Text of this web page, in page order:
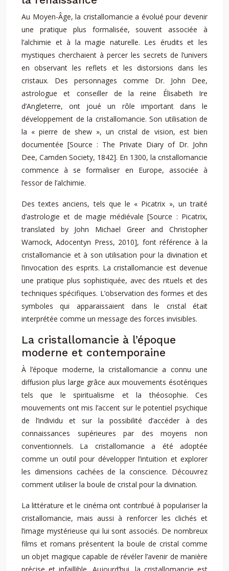
Au Moyen-Âge, la cristallomancie a évolué pour devenir
une pratique plus formalisée, souvent associée à
l’alchimie et à la magie naturelle. Les érudits et les
mystiques cherchaient à percer les secrets de l’univers
en observant les reflets et les distorsions dans les
cristaux. Des personnages comme Dr. John Dee,
astrologue et conseiller de la reine Élisabeth Ire
d’Angleterre, ont joué un rôle important dans le
développement de la cristallomancie. Son utilisation de
la « pierre de shew », un cristal de vision, est bien
documentée [Source : The Private Diary of Dr. John
Dee, Camden Society, 1842]. En 1300, la cristallomancie
commence à se formaliser en Europe, associée à
l’essor de l’alchimie.
Des textes anciens, tels que le « Picatrix », un traité
d’astrologie et de magie médiévale [Source : Picatrix,
translated by John Michael Greer and Christopher
Warnock, Adocentyn Press, 2010], font référence à la
cristallomancie et à son utilisation pour la divination et
l’invocation des esprits. La cristallomancie est devenue
une pratique plus sophistiquée, avec des rituels et des
techniques spécifiques. L’observation des formes et des
symboles qui apparaissaient dans le cristal était
interprétée comme un message des forces invisibles.
La cristallomancie à l’époque
moderne et contemporaine
À l’époque moderne, la cristallomancie a connu une
diffusion plus large grâce aux mouvements ésotériques
tels que le spiritualisme et la théosophie. Ces
mouvements ont mis l’accent sur le potentiel psychique
de l’individu et sur la possibilité d’accéder à des
connaissances supérieures par des moyens non
conventionnels. La cristallomancie a été adoptée
comme un outil pour développer l’intuition et explorer
les dimensions cachées de la conscience. Découvrez
comment utiliser la boule de cristal pour la divination.
La littérature et le cinéma ont contribué à populariser la
cristallomancie, mais aussi à renforcer les clichés et
l’image mystérieuse qui lui sont associés. De nombreux
films et romans présentent la boule de cristal comme
un objet magique capable de révéler l’avenir de manière